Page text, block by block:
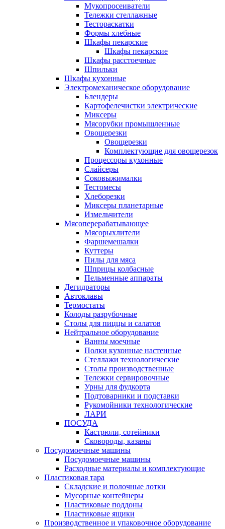
Мукопросеиватели
Тележки стеллажные
Тестораскатки
Формы хлебные
Шкафы пекарские
Шкафы пекарские
Шкафы расстоечные
Шпильки
Шкафы кухонные
Электромеханическое оборудование
Блендеры
Картофелечистки электрические
Миксеры
Мясорубки промышленные
Овощерезки
Овощерезки
Комплектующие для овощерезок
Процессоры кухонные
Слайсеры
Соковыжималки
Тестомесы
Хлеборезки
Миксеры планетарные
Измельчители
Мясоперерабатывающее
Мясорыхлители
Фаршемешалки
Куттеры
Пилы для мяса
Шприцы колбасные
Пельменные аппараты
Дегидраторы
Автоклавы
Термостаты
Колоды разрубочные
Столы для пиццы и салатов
Нейтральное оборудование
Ванны моечные
Полки кухонные настенные
Стеллажи технологические
Столы производственные
Тележки сервировочные
Урны для фудкорта
Подтоварники и подставки
Рукомойники технологические
ЛАРИ
ПОСУДА
Кастрюли, сотейники
Сковороды, казаны
Посудомоечные машины
Посудомоечные машины
Расходные материалы и комплектующие
Пластиковая тара
Складские и полочные лотки
Мусорные контейнеры
Пластиковые поддоны
Пластиковые ящики
Производственное и упаковочное оборудование